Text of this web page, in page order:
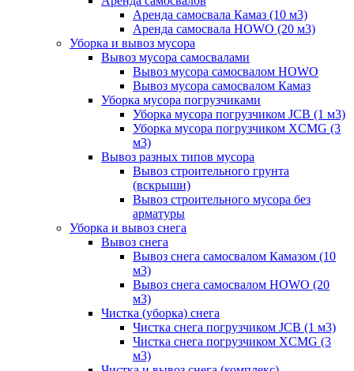
Аренда самосвала Камаз (10 м3)
Аренда самосвала HOWO (20 м3)
Уборка и вывоз мусора
Вывоз мусора самосвалами
Вывоз мусора самосвалом HOWO
Вывоз мусора самосвалом Камаз
Уборка мусора погрузчиками
Уборка мусора погрузчиком JCB (1 м3)
Уборка мусора погрузчиком XCMG (3
м3)
Вывоз разных типов мусора
Вывоз строительного грунта
(вскрыши)
Вывоз строительного мусора без
арматуры
Уборка и вывоз снега
Вывоз снега
Вывоз снега самосвалом Камазом (10
м3)
Вывоз снега самосвалом HOWO (20
м3)
Чистка (уборка) снега
Чистка снега погрузчиком JCB (1 м3)
Чистка снега погрузчиком XCMG (3
м3)